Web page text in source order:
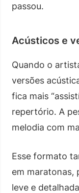
passou.
Acústicos e
Quando o
versões
fica mais
repertório. A
melodia com
Esse formato
em maratonas,
leve e